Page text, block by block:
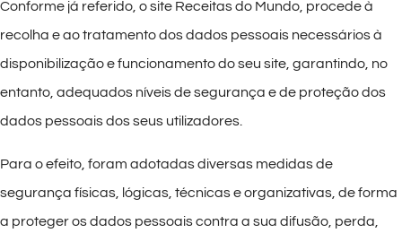
Conforme já referido, o site Receitas do Mundo, procede à
recolha e ao tratamento dos dados pessoais necessários à
disponibilização e funcionamento do seu site, garantindo, no
entanto, adequados níveis de segurança e de proteção dos
dados pessoais dos seus utilizadores.
Para o efeito, foram adotadas diversas medidas de
segurança físicas, lógicas, técnicas e organizativas, de forma
a proteger os dados pessoais contra a sua difusão, perda,